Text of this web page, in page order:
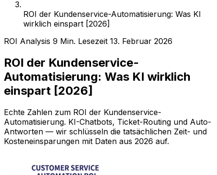
ROI der Kundenservice-Automatisierung: Was KI
wirklich einspart [2026]
ROI Analysis 9 Min. Lesezeit 13. Februar 2026
ROI der Kundenservice-
Automatisierung: Was KI wirklich
einspart [2026]
Echte Zahlen zum ROI der Kundenservice-
Automatisierung. KI-Chatbots, Ticket-Routing und Auto-
Antworten — wir schlüsseln die tatsächlichen Zeit- und
Kosteneinsparungen mit Daten aus 2026 auf.